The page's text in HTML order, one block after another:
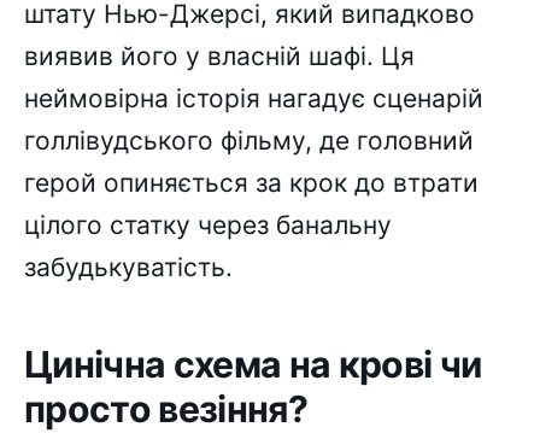
штату Нью-Джерсі, який випадково
виявив його у власній шафі. Ця
неймовірна історія нагадує сценарій
голлівудського фільму, де головний
герой опиняється за крок до втрати
цілого статку через банальну
забудькуватість.
Цинічна схема на крові чи
просто везіння?